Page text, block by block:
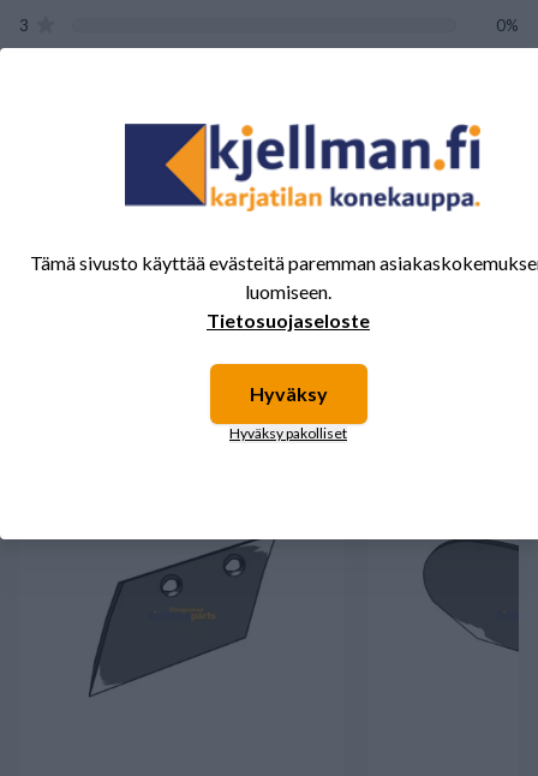
3
0%
Tälle tuotteelle ei ole vielä arvioita. Kirjaudu sisään ja
Sinua saattavat kiinnostaa myös nämä
Tämä sivusto käyttää evästeitä paremman
luomiseen.
Tietosuojaseloste
Hyväksy
Hyväksy pakolliset